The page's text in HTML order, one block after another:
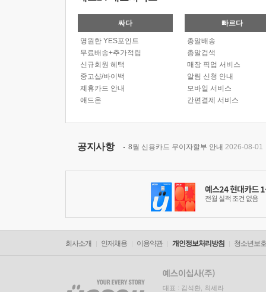
싸다
영원한 YES포인트
무료배송+추가적립
신규회원 혜택
중고샵/바이백
제휴카드 안내
애드온
빠르다
총알배송
총알검색
매장 픽업 서비스
알림 신청 안내
모바일 서비스
간편결제 서비스
공지사항 8월 신용카드 무이자할부 안내 2026-08-01
회사소개 인재채용 이용약관 개인정보처리방침 청소년보
대표 : 김석환, 최세라